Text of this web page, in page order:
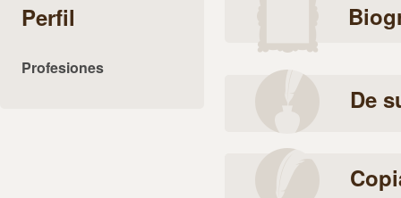
Perfil
Profesiones
De